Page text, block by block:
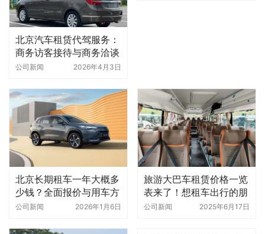
北京汽车租赁代驾服务：
商务访客接待与商务洽谈
代步优选，十年专业更放
公司新闻 2026年4月3日
北京长期租车一年大概多
少钱？全面报价与用车方
案解析｜北京环球租车公
公司新闻 2026年1月6日
旅游大巴车租赁价格一览
表来了！想租车出行的朋
友快看看
公司新闻 2025年6月17日